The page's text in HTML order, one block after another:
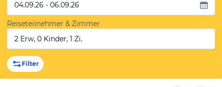
04.09.26 - 06.09.26
Reiseteilnehmer & Zimmer
2 Erw, 0 Kinder, 1 Zi.
Filter